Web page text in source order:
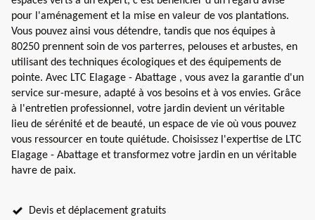
pour l'aménagement et la mise en valeur de vos plantations.
Vous pouvez ainsi vous détendre, tandis que nos équipes à
80250 prennent soin de vos parterres, pelouses et arbustes, en
utilisant des techniques écologiques et des équipements de
pointe. Avec LTC Elagage - Abattage , vous avez la garantie d'un
service sur-mesure, adapté à vos besoins et à vos envies. Grâce
à l'entretien professionnel, votre jardin devient un véritable
lieu de sérénité et de beauté, un espace de vie où vous pouvez
vous ressourcer en toute quiétude. Choisissez l'expertise de LTC
Elagage - Abattage et transformez votre jardin en un véritable
havre de paix.
Devis et déplacement gratuits